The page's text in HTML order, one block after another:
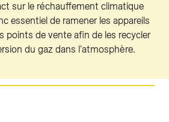
sur le réchauffement climatique
essentiel de ramener les appareils
points de vente afin de les recycler
du gaz dans l'atmosphère.